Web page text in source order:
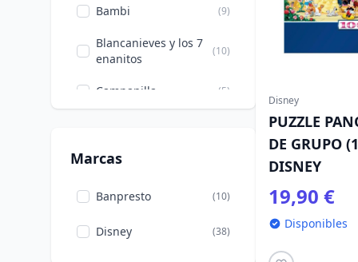
Bambi (9)
Blancanieves y los 7
enanitos
(10)
Campanilla (5)
Chip Y Dale
Scrooge
(6)
Dumbo (4)
Marcas
Banpresto (10)
Disney (38)
Disney
PUZZLE
DE GRUPO
DISNEY
19,90 €
Disponibles